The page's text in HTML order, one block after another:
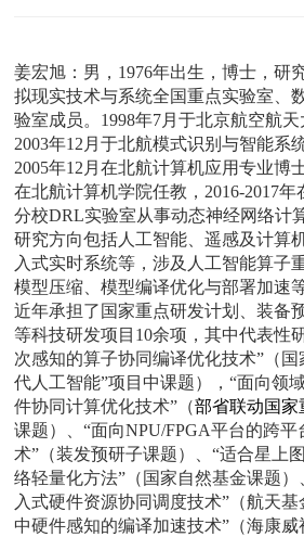
姜宏旭：男，1976年出生，博士，研
拟现实技术与系统全国重点实验室、
验室成员。1998年7月于北京航空航天
2003年12月于北航模式识别与智能系
2005年12月在北航计算机应用专业博
在北航计算机学院任教，2016-2017
分校DRL实验室从事动态神经网络计
研究方向包括人工智能、遥感及计算
入式实时系统等，涉及人工智能算子
模型压缩、模型编译优化与部署加速
近年承担了国家重点研发计划、装备
等科技研发项目10余项，其中代表性
次感知的算子协同编译优化技术”（国
代人工智能”项目中课题），“面向领
件协同计算优化技术”（部省联动国
课题）、“面向NPU/FPGA平台的跨
术”（装发预研子课题）、“适合星上
络轻量化方法”（国家自然基金课题
入式硬件资源协同调度技术”（航天
中硬件感知的编译加速技术”（海康